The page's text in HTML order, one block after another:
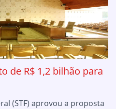
de R$ 1,2 bilhão para
(STF) aprovou a proposta